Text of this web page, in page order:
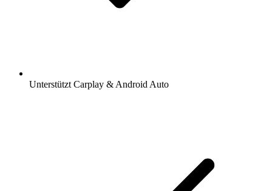
Unterstützt Carplay & Android Auto